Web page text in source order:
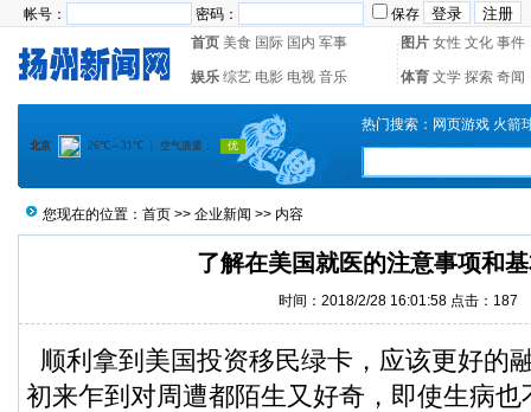
帐号： 密码：
保存
首页 美食 国际 国内 军事 图片 女性 文化 事件
娱乐 综艺 电影 电视 音乐 体育 文学 探索 奇闻
热门搜索： 网页游戏 火箭
您现在的位置： 首页 >> 企业新闻 >> 内容
了解在美国就医的注意事项和
时间：2018/2/28 16:01:58 点击： 187
顺利拿到美国投资移民绿卡，应该更好的
初来乍到对周遭都陌生又好奇，即使生病